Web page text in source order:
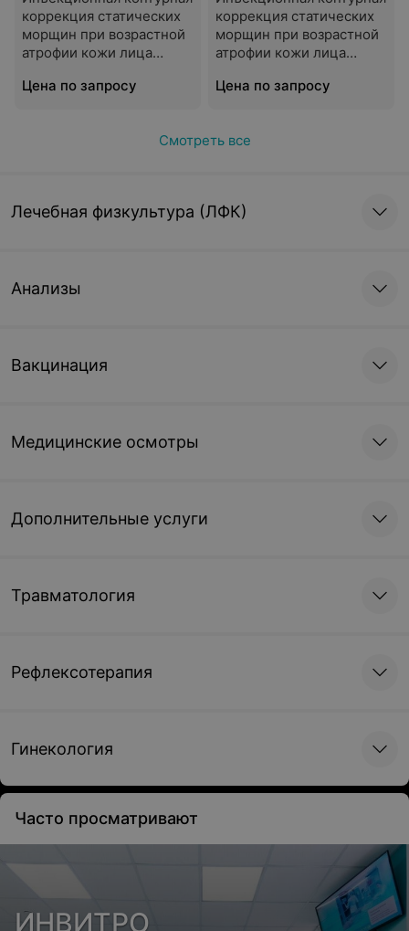
коррекция статических
морщин при возрастной
атрофии кожи лица
Цена по запросу
коррекция статических
морщин при возрастной
атрофии кожи лица
Цена по запросу
Смотреть все
Лечебная физкультура (ЛФК)
Анализы
Вакцинация
Медицинские осмотры
Дополнительные услуги
Травматология
Рефлексотерапия
Гинекология
Часто просматривают
ИНВИТРО